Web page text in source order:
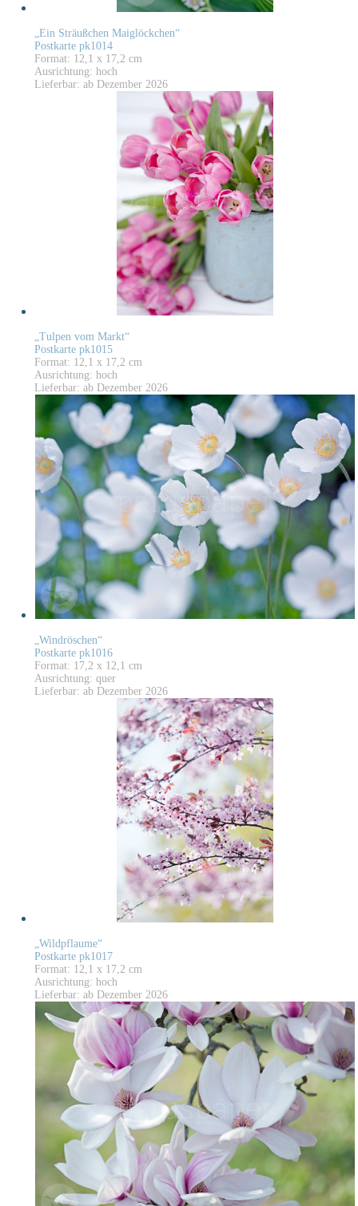
„Ein Sträußchen Maiglöckchen“
Postkarte pk1014
Format: 12,1 x 17,2 cm
Ausrichtung: hoch
Lieferbar: ab Dezember 2026
„Tulpen vom Markt“
Postkarte pk1015
Format: 12,1 x 17,2 cm
Ausrichtung: hoch
Lieferbar: ab Dezember 2026
„Windröschen“
Postkarte pk1016
Format: 17,2 x 12,1 cm
Ausrichtung: quer
Lieferbar: ab Dezember 2026
„Wildpflaume“
Postkarte pk1017
Format: 12,1 x 17,2 cm
Ausrichtung: hoch
Lieferbar: ab Dezember 2026